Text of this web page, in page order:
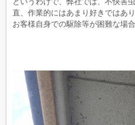
直、作業的にはあまり好きではあ
お客様自身での駆除等が困難な場